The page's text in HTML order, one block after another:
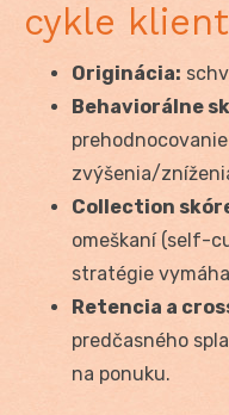
cykle
Originácia:
Behaviorálne
zvýšenia/
Collection
omeškaní (self-
stratégie
Retencia a
predčasného
na ponuku.